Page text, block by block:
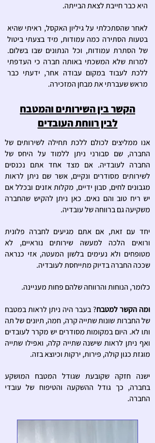
היא כבר חייבת לצאת הבייתה.
לאחר שהסתכלתי על גיליון האקסל, ראיתי שהיא
בטעות הסתירה כמה עמודות, מיד בצעתי ביטול
של הסתרת עמודות, וכל הנתונים שבו בשלום.
למרות שלא המשכתי באותה חברה כי העדפתי
ללכת לעבוד במקום עבודה אחר, ידעתי כבר
מראש שעברתי את מבחן המזכירה.
הקשר בין השירותים והמטבח
לבין רווחת העובדים
אנו ממליצים לכולם ללכת תחילה לשירותים של
החברה, שם סבורני ניתן ללמוד על היחס של
החברה לעובדיה. אם מצד אחד אתם נכנסים
לשירותים מסודרים ונקיים, אשר שם ניתן לראות
מגבונים לחים, סבון ידיים, מקלות אזנים ובכלל אם
יש ריח טוב והם נאים. כאן ניתן להקיש שהחברה
משקיעה גם ברווחה של עובדיה.
יחד עם זאת, אם אתם מגיעים לחברה פלונית
ורואים הלכה למעשה שירותים נוראיים, לא
מטופחים ולא נעימים בלשון המעטה, אזי כנראה
שככה החברה בדיוק מתייחסת לעובדיה.
כלומר, הנוחות והרווחה שלהם פחות מעניינה.
ומה הקשר למטבח? בעבר היה ניתן לראות במטבח
של החברות שונות שתייה קרה, חמה, תיונים של תה
ותו לא. היום במקומות מסודרים יש מקרר לעובדים
ואף ניתן לראות שישנה שתייה קלה, ואפילו שתייה
מוגזת כגון קולה, פירות, ירקות וכיוצא בזה.
ישנה חזקה שקובעת שגודל המטבח המושקע
בחברה, כך גודל ההשקעה והטיפוח של עובדי
החברה.